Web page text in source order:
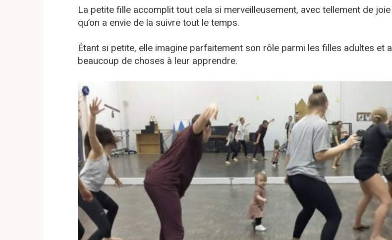
La petite fille accomplit tout cela si merveilleusement, avec tellement de joie
qu’on a envie de la suivre tout le temps.
Étant si petite, elle imagine parfaitement son rôle parmi les filles adultes et a
beaucoup de choses à leur apprendre.